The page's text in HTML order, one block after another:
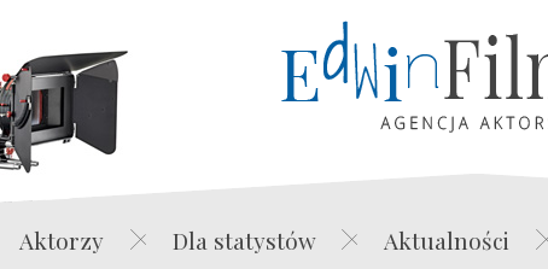
Aktorzy Dla statystów Aktualności